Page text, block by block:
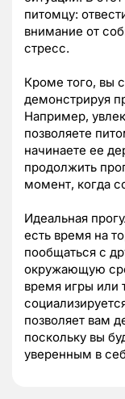
питомцу:
внимание от
стресс.
Кроме того, вы
демонстрируя
Например,
позволяете
начинаете ее
продолжить
момент, когда
Идеальная
есть время на
пообщаться с
окружающую
время игры или
позволяет вам
поскольку вы
уверенным в